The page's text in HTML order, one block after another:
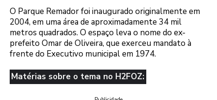
O Parque Remador foi inaugurado originalmente em
2004, em uma área de aproximadamente 34 mil
metros quadrados. O espaço leva o nome do ex-
prefeito Omar de Oliveira, que exerceu mandato à
frente do Executivo municipal em 1974.
Matérias sobre o tema no H2FOZ: